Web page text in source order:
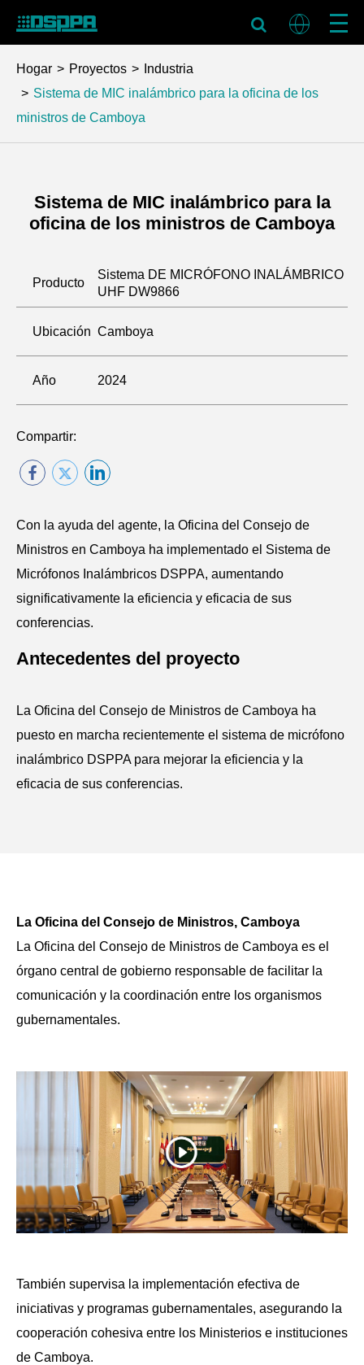
Hogar Proyectos
Industria
Sistema de MIC inalámbrico para la oficina de los
ministros de Camboya
Sistema de MIC inalámbrico para la
oficina de los ministros de Camboya
Producto
Sistema DE MICRÓFONO INALÁMBRICO
UHF DW9866
Ubicación Camboya
Año 2024
Compartir:
Con la ayuda del agente, la Oficina del Consejo de
Ministros en Camboya ha implementado el Sistema de
Micrófonos Inalámbricos DSPPA, aumentando
significativamente la eficiencia y eficacia de sus
conferencias.
Antecedentes del proyecto
La Oficina del Consejo de Ministros de Camboya ha
puesto en marcha recientemente el sistema de micrófono
inalámbrico DSPPA para mejorar la eficiencia y la
eficacia de sus conferencias.
La Oficina del Consejo de Ministros, Camboya
La Oficina del Consejo de Ministros de Camboya es el
órgano central de gobierno responsable de facilitar la
comunicación y la coordinación entre los organismos
gubernamentales.
También supervisa la implementación efectiva de
iniciativas y programas gubernamentales, asegurando la
cooperación cohesiva entre los Ministerios e instituciones
de Camboya.